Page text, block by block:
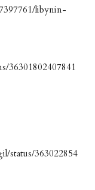
libynin-
36301802407841
status/363022854